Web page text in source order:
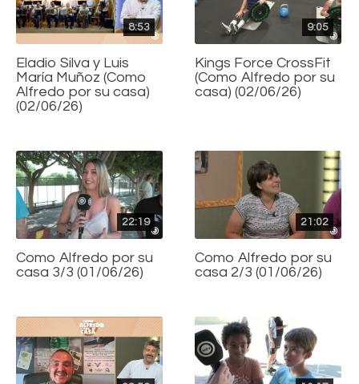
8:53
Eladio Silva y Luis
María Muñoz (Como
Alfredo por su casa)
(02/06/26)
9:05
Kings Force CrossFit
(Como Alfredo por su
casa) (02/06/26)
22:19
Como Alfredo por su
casa 3/3 (01/06/26)
21:02
Como Alfredo por su
casa 2/3 (01/06/26)